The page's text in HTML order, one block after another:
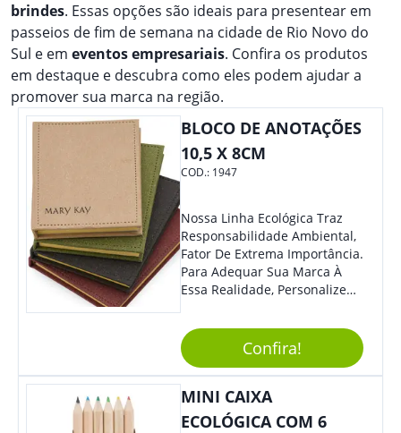
brindes. Essas opções são ideais para presentear em
passeios de fim de semana na cidade de Rio Novo do
Sul e em eventos empresariais. Confira os produtos
em destaque e descubra como eles podem ajudar a
promover sua marca na região.
BLOCO DE ANOTAÇÕES
10,5 X 8CM
COD.: 1947
Nossa Linha Ecológica Traz
Responsabilidade Ambiental,
Fator De Extrema Importância.
Para Adequar Sua Marca À
Essa Realidade, Personalize
Anotações Com Post-It E
Caneta. Elaborado A Partir De
Material Reciclado, O Brinde
Também É Prático, Tornando-
Se Assim Excelente Para Uso
Cotidiano. Perfeito, Não É?!
Confira!
MINI CAIXA
ECOLÓGICA COM 6